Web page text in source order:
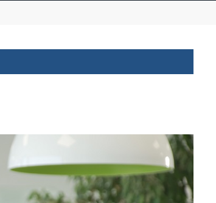
MW de cogeneración de alta eficiencia para